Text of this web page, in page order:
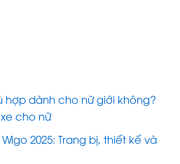
hợp dành cho nữ giới không?
cho nữ
2025: Trang bị, thiết kế và